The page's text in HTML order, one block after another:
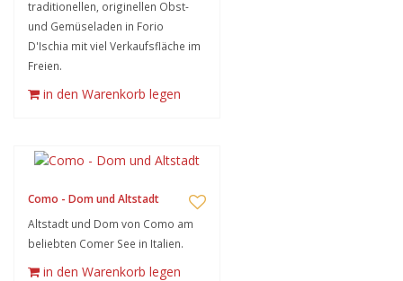
traditionellen, originellen Obst-
und Gemüseladen in Forio
D'Ischia mit viel Verkaufsfläche im
Freien.
in den Warenkorb legen
Como - Dom und Altstadt
Altstadt und Dom von Como am
beliebten Comer See in Italien.
in den Warenkorb legen